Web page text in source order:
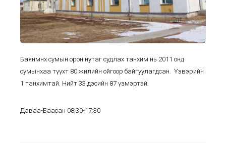
Баянмөнх сумын орон нутаг судлах танхим нь 2011 онд
сумынхаа түүхт 80 жилийн ойгоор байгуулагдсан. Үзвэрийн
1 танхимтай. Нийт 33 дэсийн 87 үзмэртэй.
Даваа-Баасан 08:30-17:30